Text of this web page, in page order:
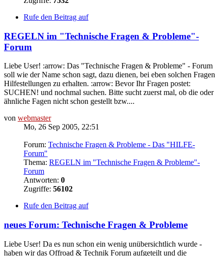
Rufe den Beitrag auf
REGELN im "Technische Fragen & Probleme"-
Forum
Liebe User! :arrow: Das "Technische Fragen & Probleme" - Forum
soll wie der Name schon sagt, dazu dienen, bei eben solchen Fragen
Hilfestellungen zu erhalten. :arrow: Bevor Ihr Fragen postet:
SUCHEN! und nochmal suchen. Bitte sucht zuerst mal, ob die oder
ähnliche Fagen nicht schon gestellt bzw....
von webmaster
Mo, 26 Sep 2005, 22:51
Forum: Technische Fragen & Probleme - Das "HILFE-
Forum"
Thema: REGELN im "Technische Fragen & Probleme"-
Forum
Antworten: 0
Zugriffe: 56102
Rufe den Beitrag auf
neues Forum: Technische Fragen & Probleme
Liebe User! Da es nun schon ein wenig unübersichtlich wurde -
haben wir das Offroad & Technik Forum aufgeteilt und die